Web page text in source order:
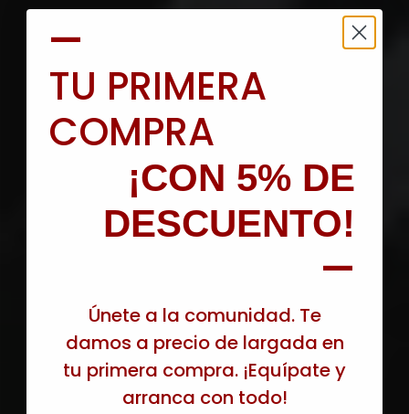
—
TU PRIMERA
COMPRA
¡CON 5% DE
DESCUENTO!
—
Únete a la comunidad. Te
damos a precio de largada en
tu primera compra. ¡Equípate y
arranca con todo!